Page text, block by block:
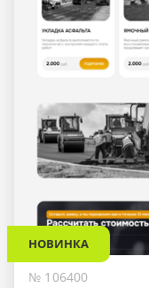
НОВИНКА
№ 106400